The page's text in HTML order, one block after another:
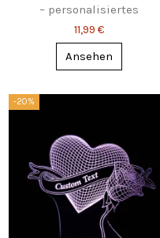
– personalisiertes
Deko‑Geschenk
11,99 €
Ansehen
-20%